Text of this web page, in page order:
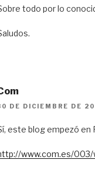
todo por lo
DE DICIEMBRE DE
este blog empezó
www.com.es/